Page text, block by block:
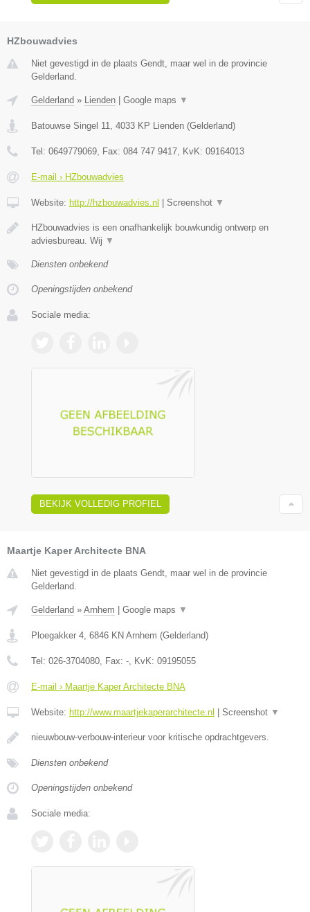
HZbouwadvies
Niet gevestigd in de plaats Gendt, maar wel in de provincie
Gelderland.
Gelderland » Lienden Google maps ▼
Batouwse Singel 11 4033 KP Lienden (Gelderland)
Tel: 0649779069 , Fax: 084 747 9417 , KvK: 09164013
E-mail › HZbouwadvies
Website: http://hzbouwadvies.nl Screenshot ▼
HZbouwadvies is een onafhankelijk bouwkundig ontwerp en
adviesbureau. Wij ▼
Diensten onbekend
Openingstijden onbekend
Sociale media:
BEKIJK VOLLEDIG PROFIEL
Maartje Kaper Architecte BNA
Niet gevestigd in de plaats Gendt, maar wel in de provincie
Gelderland.
Gelderland » Arnhem | Google maps ▼
Ploegakker 4 6846 KN Arnhem (Gelderland)
Tel: 026-3704080 , Fax: - , KvK: 09195055
E-mail › Maartje Kaper Architecte BNA
Website: http://www.maartjekaperarchitecte.nl | Screenshot ▼
nieuwbouw-verbouw-interieur voor kritische opdrachtgevers.
Diensten onbekend
Openingstijden onbekend
Sociale media: